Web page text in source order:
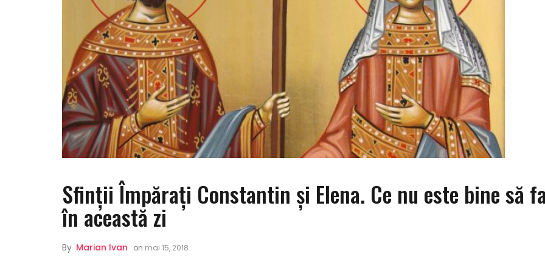
Sfinții Împărați Constantin şi Elena. Ce nu este bine să
în această zi
By Marian Ivan on mai 15, 2018